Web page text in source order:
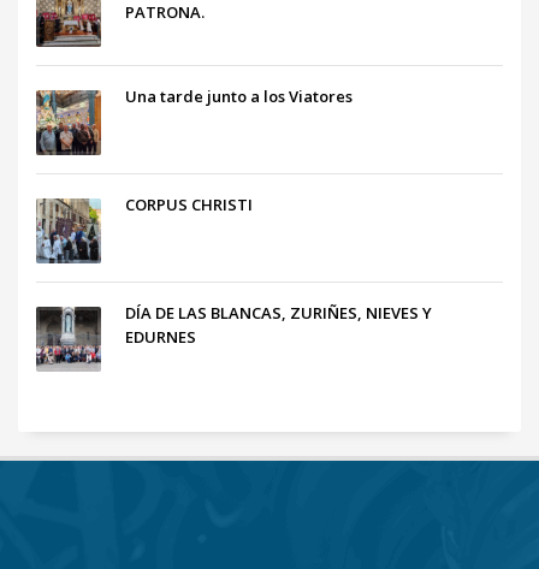
PATRONA.
Una tarde junto a los Viatores
CORPUS CHRISTI
DÍA DE LAS BLANCAS, ZURIÑES, NIEVES Y
EDURNES